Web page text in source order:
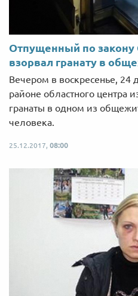
Отпущенный по закону
взорвал гранату в
Вечером в воскресенье, 24
районе областного центра
гранаты в одном из
человека.
25.12.2017, 08:00